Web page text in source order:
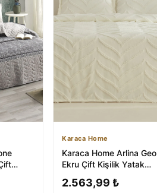
Karaca Home
Karaca Home Arlina Geo
Ekru Çift Kişilik Yatak
Davet
2.563,99 ₺